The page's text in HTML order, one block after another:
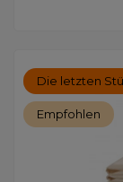
Die letzten
Empfohlen